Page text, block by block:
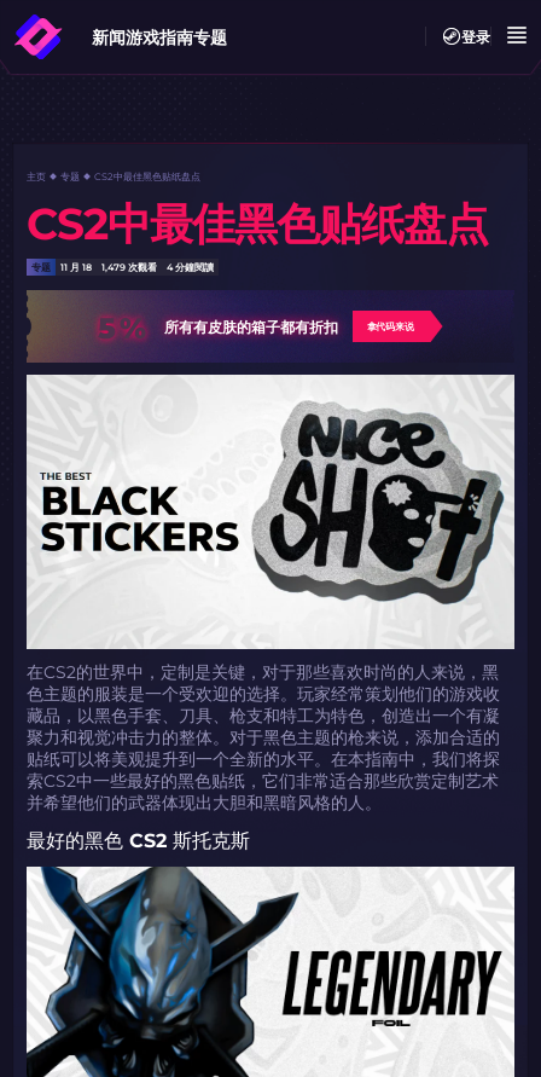
新闻游戏指南专题 登录
主页 专题 CS2中最佳黑色贴纸盘点
CS2中最佳黑色贴纸盘点
专题 11 月 18 1,479 次觀看 4 分鐘閱讀
5% 所有有皮肤的箱子都有折扣 拿代码来说
在CS2的世界中，定制是关键，对于那些喜欢时尚的人来说，黑
色主题的服装是一个受欢迎的选择。玩家经常策划他们的游戏收
藏品，以黑色手套、刀具、枪支和特工为特色，创造出一个有凝
聚力和视觉冲击力的整体。对于黑色主题的枪来说，添加合适的
贴纸可以将美观提升到一个全新的水平。在本指南中，我们将探
索CS2中一些最好的黑色贴纸，它们非常适合那些欣赏定制艺术
并希望他们的武器体现出大胆和黑暗风格的人。
最好的黑色 CS2 斯托克斯